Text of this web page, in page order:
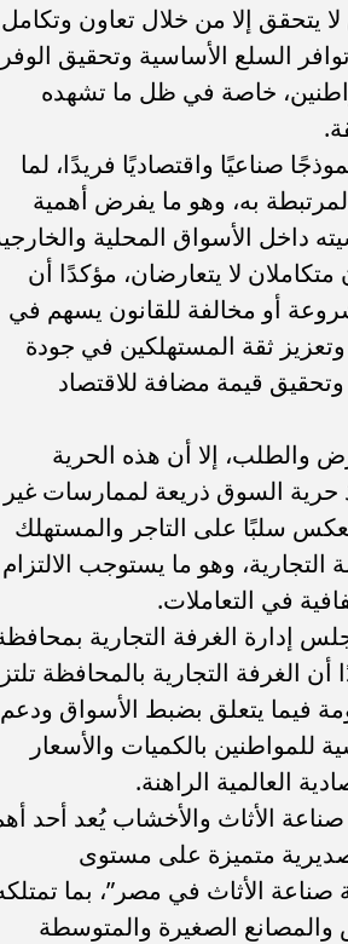
يتحقق إلا من خلال تعاون وتكامل
السلع الأساسية وتحقيق
خاصة في ظل ما تشهده
صناعيًا واقتصاديًا فريدًا، لما
به، وهو ما يفرض أهمية
داخل الأسواق المحلية
لا يتعارضان، مؤكدًا أن
أو مخالفة للقانون يسهم في
ثقة المستهلكين في جودة
قيمة مضافة للاقتصاد
إلا أن هذه الحرية
حرية السوق ذريعة لممارسات غير
سلبًا على التاجر والمستهلك
وهو ما يستوجب الالتزام
في التعاملات.
إدارة الغرفة التجارية
الغرفة التجارية بالمحافظة
فيما يتعلق بضبط الأسواق ودعم
للمواطنين بالكميات والأسعار
العالمية الراهنة.
الأثاث والأخشاب يُعد أحد
متميزة على مستوى
الأثاث في مصر”، بما
الصغيرة والمتوسطة